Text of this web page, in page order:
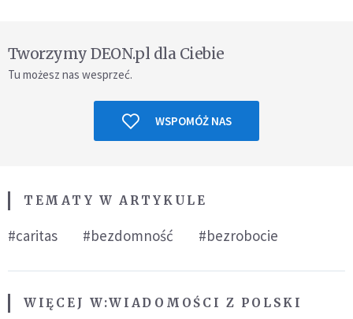
Tworzymy DEON.pl dla Ciebie
Tu możesz nas wesprzeć.
WSPOMÓŻ NAS
TEMATY W ARTYKULE
#caritas #bezdomność #bezrobocie
WIĘCEJ W:WIADOMOŚCI Z POLSKI